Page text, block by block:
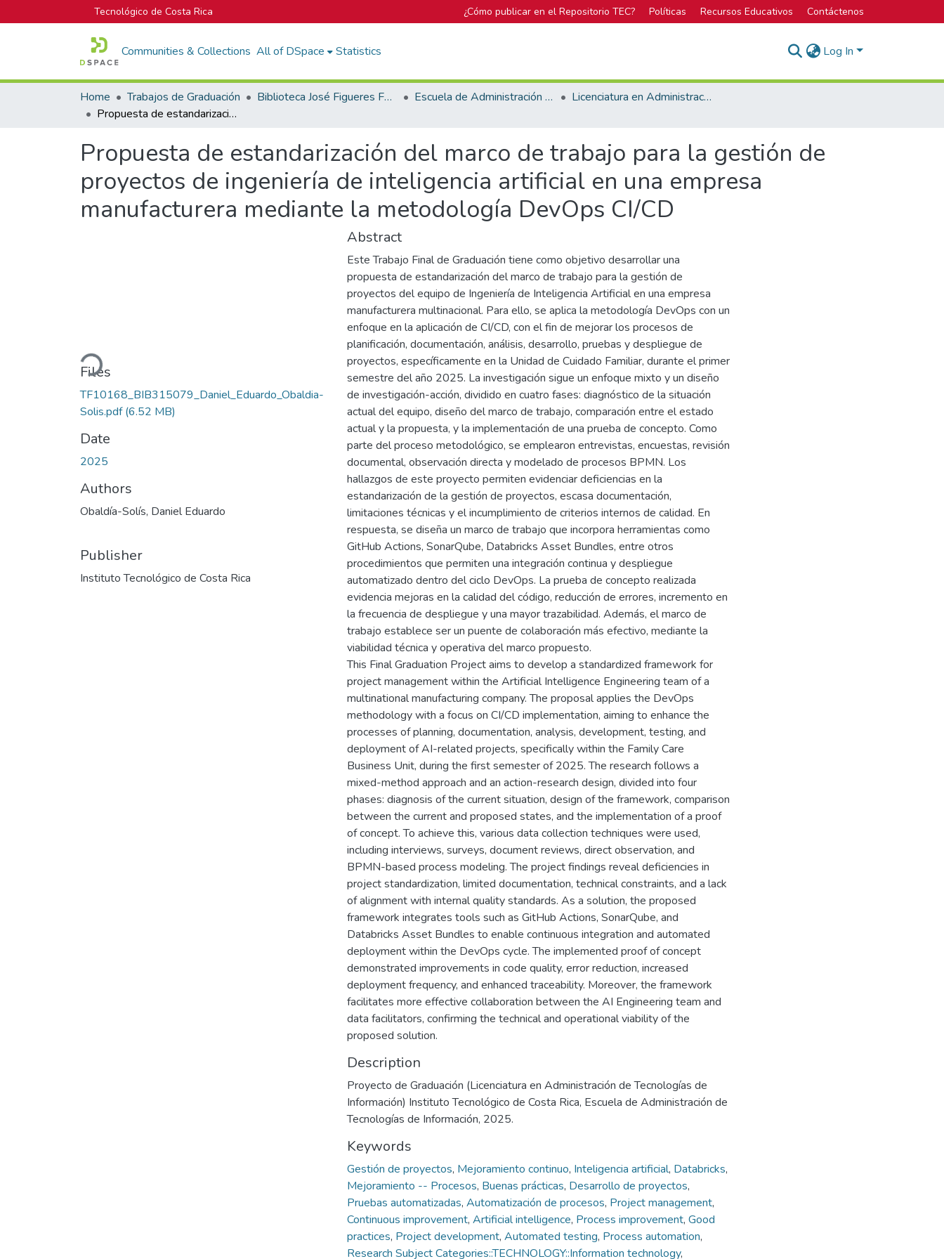
Tecnológico de Costa Rica ¿Cómo publicar en el Repositorio TEC? Políticas Recursos Educativos Contáctenos
Communities & Collections All of DSpace Statistics Log In
Home Trabajos de Graduación Biblioteca José Figueres Ferrer Escuela de Administración de Tecnologías de Información (antes era Área Académica de Administración de Tecnologías de Información)
Licenciatura en Administración de Tecnología de Información
Propuesta de estandarización del marco de trabajo para la gestión de proyectos de ingeniería de inteligencia artificial en una empresa manufacturera mediante la metodología DevOps CI/CD
Propuesta de estandarización del marco de trabajo para la gestión de
proyectos de ingeniería de inteligencia artificial en una empresa
manufacturera mediante la metodología DevOps CI/CD
Loading...
Files
TF10168_BIB315079_Daniel_Eduardo_Obaldia-
Solis.pdf(6.52 MB)
Date
2025
Authors
Obaldía-Solís, Daniel Eduardo
Publisher
Instituto Tecnológico de Costa Rica
Abstract
Este Trabajo Final de Graduación tiene como objetivo desarrollar una
propuesta de estandarización del marco de trabajo para la gestión de
proyectos del equipo de Ingeniería de Inteligencia Artificial en una empresa
manufacturera multinacional. Para ello, se aplica la metodología DevOps con un
enfoque en la aplicación de CI/CD, con el fin de mejorar los procesos de
planificación, documentación, análisis, desarrollo, pruebas y despliegue de
proyectos, específicamente en la Unidad de Cuidado Familiar, durante el primer
semestre del año 2025. La investigación sigue un enfoque mixto y un diseño
de investigación-acción, dividido en cuatro fases: diagnóstico de la situación
actual del equipo, diseño del marco de trabajo, comparación entre el estado
actual y la propuesta, y la implementación de una prueba de concepto. Como
parte del proceso metodológico, se emplearon entrevistas, encuestas, revisión
documental, observación directa y modelado de procesos BPMN. Los
hallazgos de este proyecto permiten evidenciar deficiencias en la
estandarización de la gestión de proyectos, escasa documentación,
limitaciones técnicas y el incumplimiento de criterios internos de calidad. En
respuesta, se diseña un marco de trabajo que incorpora herramientas como
GitHub Actions, SonarQube, Databricks Asset Bundles, entre otros
procedimientos que permiten una integración continua y despliegue
automatizado dentro del ciclo DevOps. La prueba de concepto realizada
evidencia mejoras en la calidad del código, reducción de errores, incremento en
la frecuencia de despliegue y una mayor trazabilidad. Además, el marco de
trabajo establece ser un puente de colaboración más efectivo, mediante la
viabilidad técnica y operativa del marco propuesto.
This Final Graduation Project aims to develop a standardized framework for
project management within the Artificial Intelligence Engineering team of a
multinational manufacturing company. The proposal applies the DevOps
methodology with a focus on CI/CD implementation, aiming to enhance the
processes of planning, documentation, analysis, development, testing, and
deployment of AI-related projects, specifically within the Family Care
Business Unit, during the first semester of 2025. The research follows a
mixed-method approach and an action-research design, divided into four
phases: diagnosis of the current situation, design of the framework, comparison
between the current and proposed states, and the implementation of a proof
of concept. To achieve this, various data collection techniques were used,
including interviews, surveys, document reviews, direct observation, and
BPMN-based process modeling. The project findings reveal deficiencies in
project standardization, limited documentation, technical constraints, and a lack
of alignment with internal quality standards. As a solution, the proposed
framework integrates tools such as GitHub Actions, SonarQube, and
Databricks Asset Bundles to enable continuous integration and automated
deployment within the DevOps cycle. The implemented proof of concept
demonstrated improvements in code quality, error reduction, increased
deployment frequency, and enhanced traceability. Moreover, the framework
facilitates more effective collaboration between the AI Engineering team and
data facilitators, confirming the technical and operational viability of the
proposed solution.
Description
Proyecto de Graduación (Licenciatura en Administración de Tecnologías de
Información) Instituto Tecnológico de Costa Rica, Escuela de Administración de
Tecnologías de Información, 2025.
Keywords
Gestión de proyectos, Mejoramiento continuo, Inteligencia artificial, Databricks,
Mejoramiento -- Procesos, Buenas prácticas, Desarrollo de proyectos,
Pruebas automatizadas, Automatización de procesos, Project management,
Continuous improvement, Artificial intelligence, Process improvement, Good
practices, Project development, Automated testing, Process automation,
Research Subject Categories::TECHNOLOGY::Information technology,